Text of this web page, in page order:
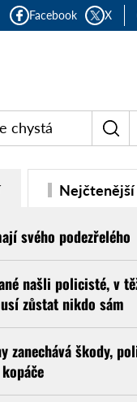
Facebook X
chystá
Nejčtenější
svého podezřelého
našli policisté, v
zůstat nikdo sám
zanechává škody,